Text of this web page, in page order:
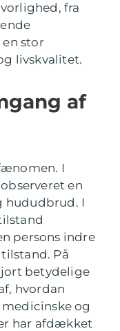
fra
stor
livskvalitet.
af
I
en
hududbrud. I
persons indre
På
betydelige
hvordan
og
har afdækket